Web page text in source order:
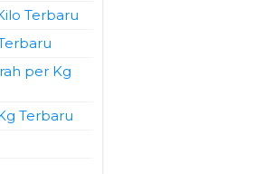
Terbaru
per Kg
Terbaru